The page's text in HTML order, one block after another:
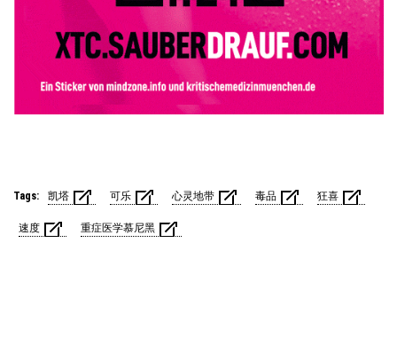
Tags: 凯塔 可乐 心灵地带 毒品 狂喜
速度 重症医学慕尼黑